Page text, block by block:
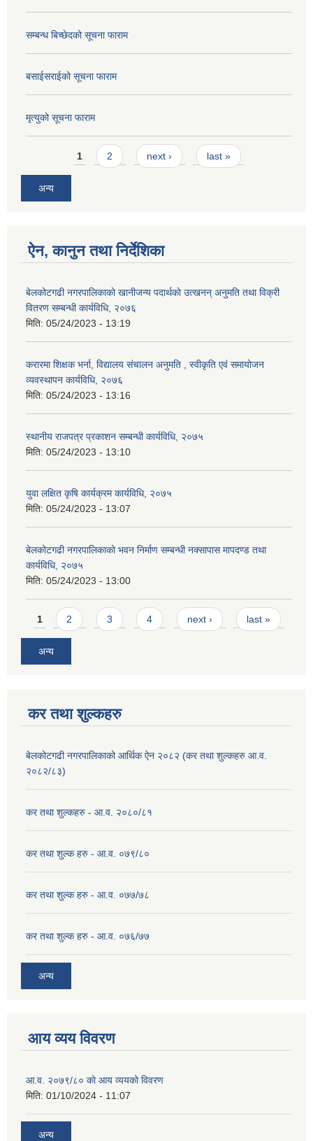
सम्बन्ध बिच्छेदको सूचना फाराम
बसाईसराईको सूचना फाराम
मृत्युको सूचना फाराम
Pages1 2 next › last »
अन्य
ऐन, कानुन तथा निर्देशिका
बेलकोटगढी नगरपालिकाको खानीजन्य पदार्थको उत्खनन् अनुमति तथा विक्री
वितरण सम्बन्धी कार्यविधि, २०७६
मिति: 05/24/2023 - 13:19
करारमा शिक्षक भर्ना, विद्यालय संचालन अनुमति , स्वीकृति एवं समायोजन
व्यवस्थापन कार्यविधि, २०७६
मिति: 05/24/2023 - 13:16
स्थानीय राजपत्र प्रकाशन सम्बन्धी कार्यविधि, २०७५
मिति: 05/24/2023 - 13:10
युवा लक्षित कृषि कार्यक्रम कार्यविधि, २०७५
मिति: 05/24/2023 - 13:07
बेलकोटगढी नगरपालिकाको भवन निर्माण सम्बन्धी नक्सापास मापदण्ड तथा
कार्यविधि, २०७५
मिति: 05/24/2023 - 13:00
Pages
1 2 3 4 next › last »
अन्य
कर तथा शुल्कहरु
बेलकोटगढी नगरपालिकाको आर्थिक ऐन २०८२ (कर तथा शुल्कहरु आ.व.
२०८२/८३)
कर तथा शुल्कहरु - आ.व. २०८०/८१
कर तथा शुल्क हरु - आ.व. ०७९/८०
कर तथा शुल्क हरु - आ.व. ०७७/७८
कर तथा शुल्क हरु - आ.व. ०७६/७७
अन्य
आय व्यय विवरण
आ.व. २०७९/८० को आय व्ययको विवरण
मिति: 01/10/2024 - 11:07
अन्य